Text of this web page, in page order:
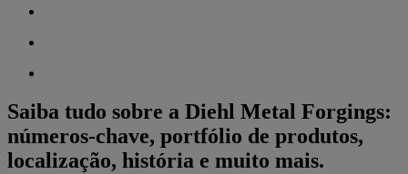
Saiba tudo sobre a Diehl Metal Forgings:
números-chave, portfólio de produtos,
localização, história e muito mais.